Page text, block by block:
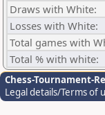
Draws with White:
Losses with White:
Total games with
Total % with white:
Chess-Tournament-
Legal details/Terms of